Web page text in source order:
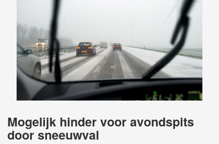
Mogelijk hinder voor avondspits
door sneeuwval